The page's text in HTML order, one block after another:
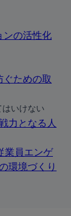
ンの活性化
ぐための取
いけない
力となる人
業員エンゲ
環境づくり